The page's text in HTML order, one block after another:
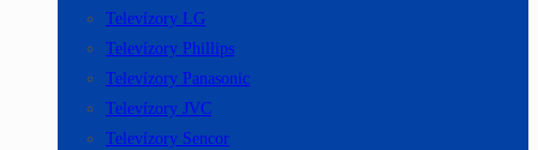
Televízory LG
Televízory Phillips
Televízory Panasonic
Televízory JVC
Televízory Sencor